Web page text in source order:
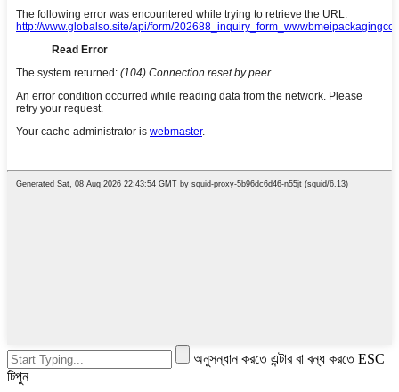
অনুসন্ধান করতে এন্টার বা বন্ধ করতে ESC
টিপুন